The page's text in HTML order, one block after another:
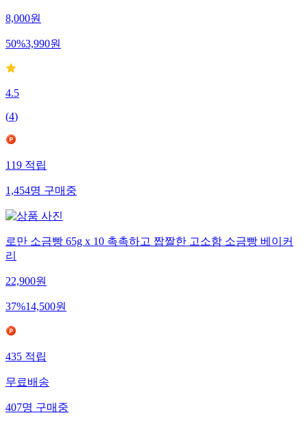
8,000원
50%3,990원
4.5
(4)
119 적립
1,454명 구매중
로만 소금빵 65g x 10 촉촉하고 짭짤한 고소함 소금빵 베이커
리
22,900원
37%14,500원
435 적립
무료배송
407명 구매중